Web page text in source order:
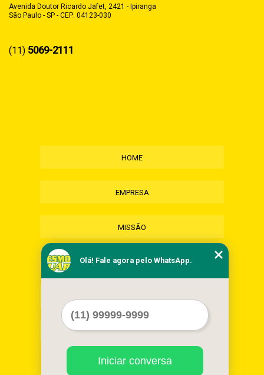
Avenida Doutor Ricardo Jafet, 2421 - Ipiranga
São Paulo - SP - CEP: 04123-030
(11) 5069-2111
HOME
EMPRESA
MISSÃO
SERVIÇOS
MAPA DO SITE
Olá! Fale agora pelo WhatsApp.
Iniciar conversa